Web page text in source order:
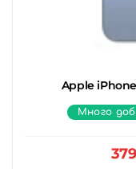
Apple iPhone
Много